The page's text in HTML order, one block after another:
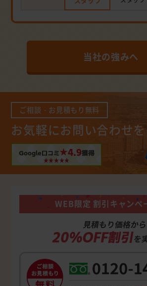
当社の強みへ
ご相談・お見積もり無料
お気軽にお問い合わせを
Google口コミ ★4.9獲得
WEB限定 割引キャンペ
見積もり価格から
20%OFF割引を